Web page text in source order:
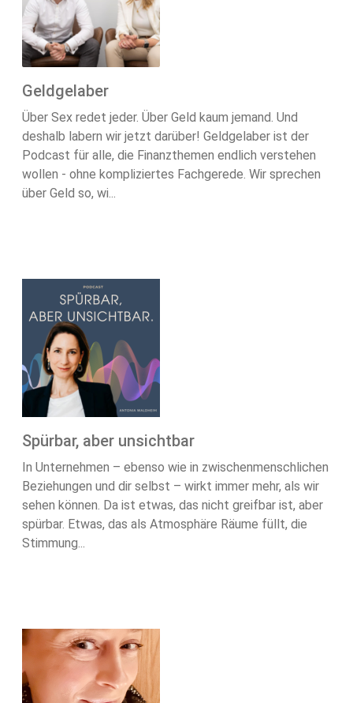
Geldgelaber
Über Sex redet jeder. Über Geld kaum jemand. Und
deshalb labern wir jetzt darüber! Geldgelaber ist der
Podcast für alle, die Finanzthemen endlich verstehen
wollen - ohne kompliziertes Fachgerede. Wir sprechen
über Geld so, wi...
Spürbar, aber unsichtbar
In Unternehmen – ebenso wie in zwischenmenschlichen
Beziehungen und dir selbst – wirkt immer mehr, als wir
sehen können. Da ist etwas, das nicht greifbar ist, aber
spürbar. Etwas, das als Atmosphäre Räume füllt, die
Stimmung...